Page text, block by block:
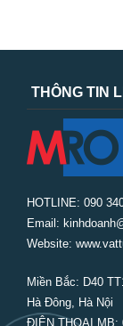
THÔNG TIN
HOTLINE: 090
Email:
Website:
Miền Bắc: D40
Hà Đông, Hà Nội
ĐIỆN THOẠI MB: